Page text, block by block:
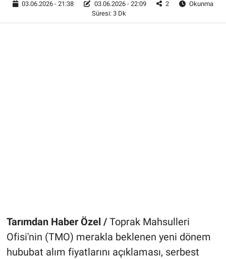
03.06.2026 - 21:38 03.06.2026 - 22:09 2
Okunma
Süresi: 3 Dk
Tarımdan Haber Özel /Toprak Mahsulleri
Ofisi'nin (TMO) merakla beklenen yeni dönem
hububat alım fiyatlarını açıklaması, serbest